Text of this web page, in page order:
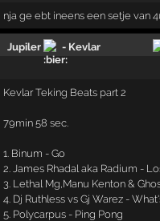
nja ge ebt ineens een setje van
Jupiler
- Kevlar
Kevlar Teking Beats part 2
79min 58 sec.
1. Binum - Go
2. James Rhadal aka Radium -
3. Lethal Mg,Manu Kenton &
4. Dj Ruthless vs Gj Warez -
5. Polycarpus - Ping Pong